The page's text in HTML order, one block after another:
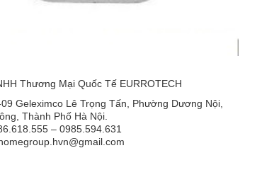
Thương Mại Quốc Tế EURROTECH
Geleximco Lê Trọng Tấn, Phường Dương Nội,
Thành Phố Hà Nội.
– 0985.594.631